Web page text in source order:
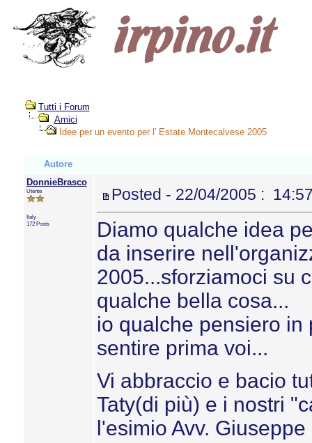
Tutti i Forum
Amici
Idee per un evento per l' Estate Montecalvese 2005
Autore
DonnieBrasco
Utente
Italy
172 Posts
Posted - 22/04/2005 :
Diamo qualche idea
da inserire
2005...sforziamoci su
qualche bella cosa...
io qualche pensiero in
sentire prima voi...
Vi abbraccio e bacio
Taty(di più) e i nostri
l'esimio Avv.